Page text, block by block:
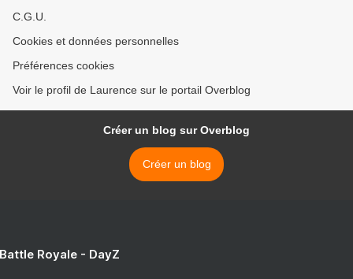
C.G.U.
Cookies et données personnelles
Préférences cookies
Voir le profil de Laurence sur le portail Overblog
Créer un blog sur Overblog
Créer un blog
Royale - DayZ